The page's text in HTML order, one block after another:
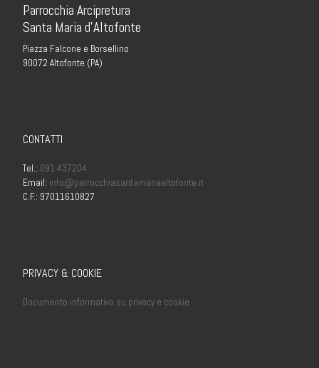
Parrocchia Arcipretura
Santa Maria d’Altofonte
Piazza Falcone e Borsellino
90072 Altofonte (PA)
CONTATTI
Tel.: 091 437204
Email: info@parrocchiasantamariaaltofonte.it
C.F.: 97011610827
PRIVACY & COOKIE
Documento informativo su privacy e cookie